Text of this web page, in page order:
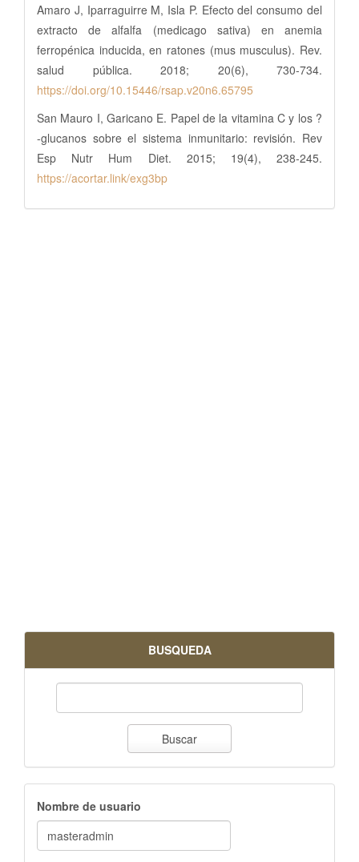
Amaro J, Iparraguirre M, Isla P. Efecto del consumo del
extracto de alfalfa (medicago sativa) en anemia
ferropénica inducida, en ratones (mus musculus). Rev.
salud pública. 2018; 20(6), 730-734.
https://doi.org/10.15446/rsap.v20n6.65795
San Mauro I, Garicano E. Papel de la vitamina C y los ?
-glucanos sobre el sistema inmunitario: revisión. Rev
Esp Nutr Hum Diet. 2015; 19(4), 238-245.
https://acortar.link/exg3bp
BUSQUEDA
Buscar
Nombre de usuario